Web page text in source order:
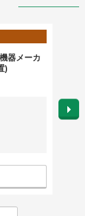
器メーカ
)
勤務
英語